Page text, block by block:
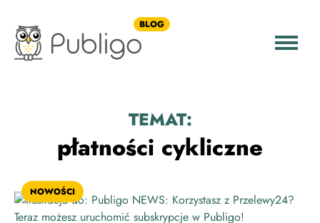
BLOG
TEMAT:
płatności cykliczne
NOWOŚCI